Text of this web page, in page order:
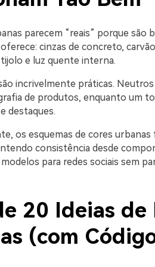
parecem “reais” porque são
cinzas de concreto,
e luz quente interna.
incrivelmente práticas.
de produtos, enquanto um
destaques.
os esquemas de cores
consistência desde
para redes sociais sem
20 Ideias de
(com